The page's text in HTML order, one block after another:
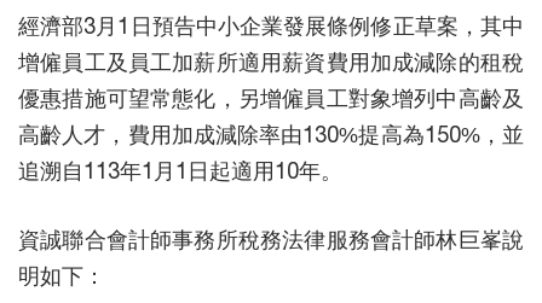
經濟部3月1日預告中小企業發展條例修正草案，其中
增僱員工及員工加薪所適用薪資費用加成減除的租稅
優惠措施可望常態化，另增僱員工對象增列中高齡及
高齡人才，費用加成減除率由130%提高為150%，並
追溯自113年1月1日起適用10年。
資誠聯合會計師事務所稅務法律服務會計師林巨峯說
明如下：